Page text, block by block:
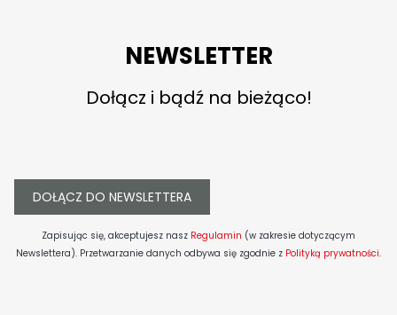
NEWSLETTER
Dołącz i bądź na bieżąco!
DOŁĄCZ DO NEWSLETTERA
Zapisując się, akceptujesz nasz Regulamin (w zakresie dotyczącym
Newslettera). Przetwarzanie danych odbywa się zgodnie z Polityką prywatności.